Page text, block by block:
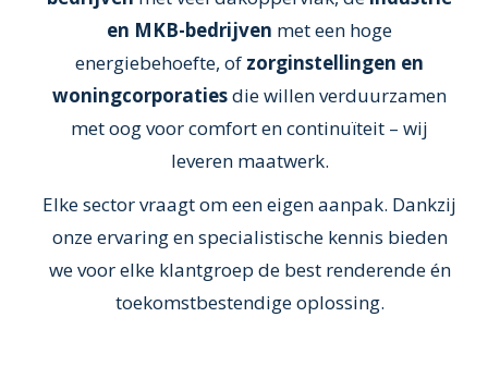
en MKB-bedrijven met een hoge
energiebehoefte, of zorginstellingen en
woningcorporatiesdie willen verduurzamen
met oog voor comfort en continuïteit – wij
leveren maatwerk.
Elke sector vraagt om een eigen aanpak. Dankzij
onze ervaring en specialistische kennis bieden
we voor elke klantgroep de best renderende én
toekomstbestendige oplossing.